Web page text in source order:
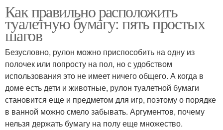
Как правильно расположить
туалетную бумагу: пять простых
шагов
Безусловно, рулон можно приспособить на одну из
полочек или попросту на пол, но с удобством
использования это не имеет ничего общего. А когда в
доме есть дети и животные, рулон туалетной бумаги
становится еще и предметом для игр, поэтому о порядке
в ванной можно смело забывать. Аргументов, почему
нельзя держать бумагу на полу еще множество.